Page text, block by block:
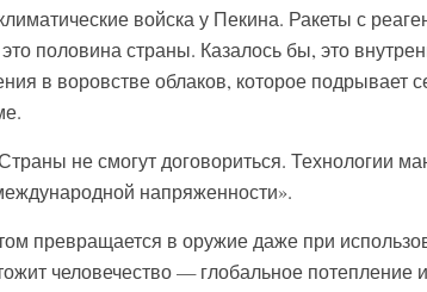
войска у Пекина. Ракеты с
половина страны. Казалось бы, это
в воровстве облаков, которое подрывает
не смогут договориться. Технологии
напряженности».
превращается в оружие даже при
человечество — глобальное потепление